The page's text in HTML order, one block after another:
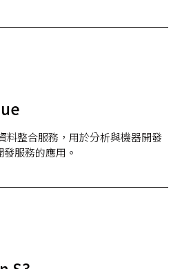
料整合服務，用於分析與機器開發
服務的應用。